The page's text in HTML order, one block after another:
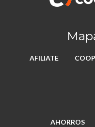
AFILIATE
AHORROS